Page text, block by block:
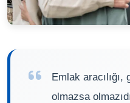
Emlak aracılığı,
olmazsa